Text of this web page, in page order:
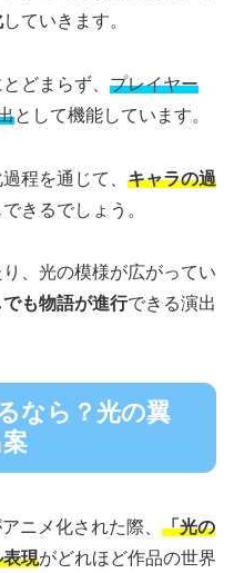
していきます。
どまらず、 プレイヤー
として機能しています。
程を通じて、 キャラの過
きるでしょう。
、光の模様が広がってい
も物語が進行できる演出
なら？光の翼
ニメ化された際、 「光の
現がどれほど作品の世界